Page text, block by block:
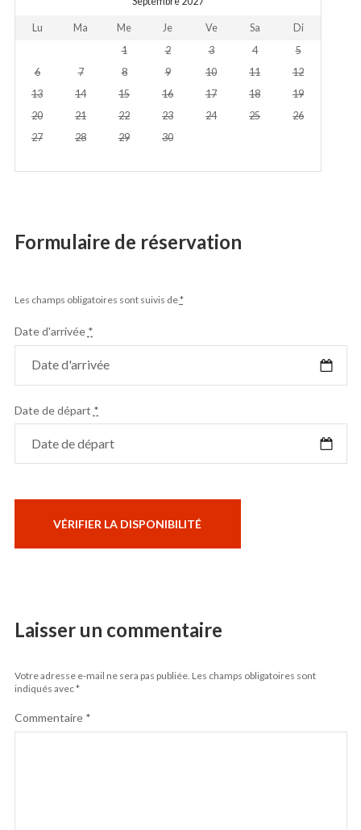
Lu Ma Me Je Ve Sa
Di
1
2 3 4
5
6
7 8 9 10 11
12
13
14 15 16 17 18
19
20
21 22 23 24 25
26
27
28 29 30
Formulaire de réservation
Les champs obligatoires sont suivis de*
Date d'arrivée *
Date de départ *
Laisser un commentaire
Votre adresse e-mail ne sera pas publiée. Les champs obligatoires sont
indiqués avec*
Commentaire *